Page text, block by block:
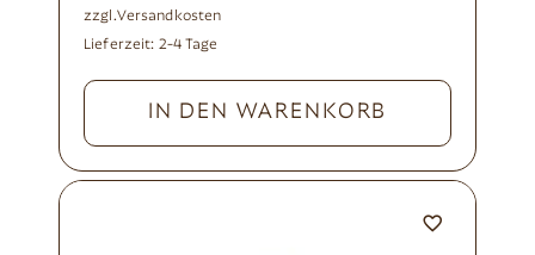
zzgl.Versandkosten
Lieferzeit: 2-4 Tage
IN DEN WARENKORB